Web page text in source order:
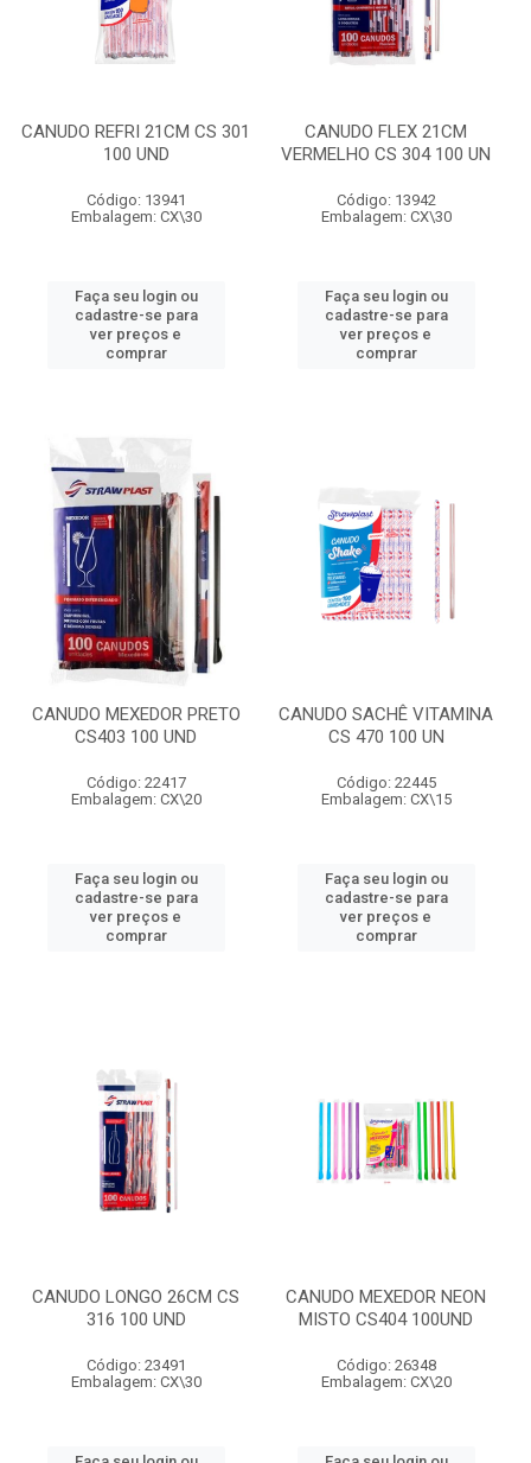
CANUDO REFRI 21CM CS 301
100 UND
Código: 13941
Embalagem: CX\30
Faça seu login ou
cadastre-se para
ver preços e
comprar
CANUDO FLEX 21CM
VERMELHO CS 304 100 UN
Código: 13942
Embalagem: CX\30
Faça seu login ou
cadastre-se para
ver preços e
comprar
CANUDO MEXEDOR PRETO
CS403 100 UND
Código: 22417
Embalagem: CX\20
Faça seu login ou
cadastre-se para
ver preços e
comprar
CANUDO SACHÊ VITAMINA
CS 470 100 UN
Código: 22445
Embalagem: CX\15
Faça seu login ou
cadastre-se para
ver preços e
comprar
CANUDO LONGO 26CM CS
316 100 UND
Código: 23491
Embalagem: CX\30
CANUDO MEXEDOR NEON
MISTO CS404 100UND
Código: 26348
Embalagem: CX\20